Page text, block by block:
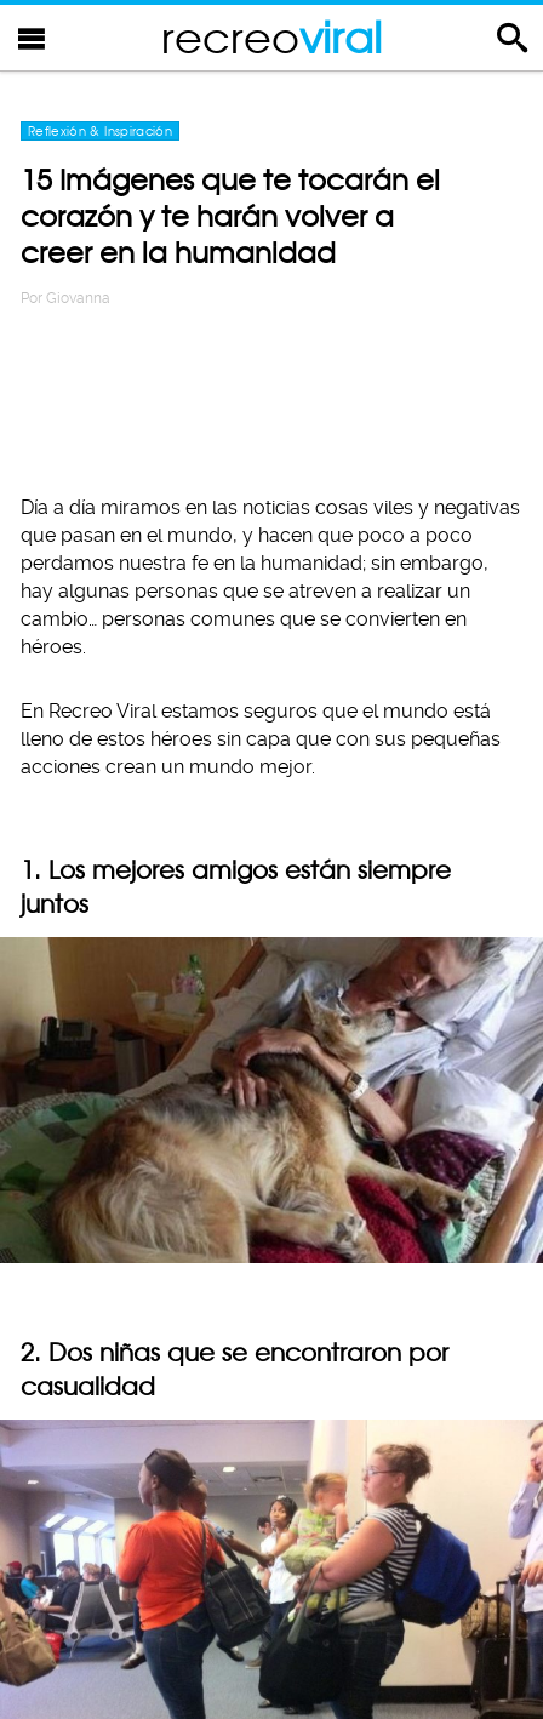
recreoviral
Reflexión & Inspiración
15 Imágenes que te tocarán el
corazón y te harán volver a
creer en la humanidad
Por Giovanna
Día a día miramos en las noticias cosas viles y negativas
que pasan en el mundo, y hacen que poco a poco
perdamos nuestra fe en la humanidad; sin embargo,
hay algunas personas que se atreven a realizar un
cambio… personas comunes que se convierten en
héroes.
En Recreo Viral estamos seguros que el mundo está
lleno de estos héroes sin capa que con sus pequeñas
acciones crean un mundo mejor.
1. Los mejores amigos están siempre
juntos
2. Dos niñas que se encontraron por
casualidad